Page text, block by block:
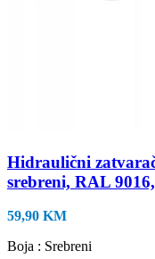
Hidraulični
srebreni, RAL
59,90 KM
Boja : Srebreni